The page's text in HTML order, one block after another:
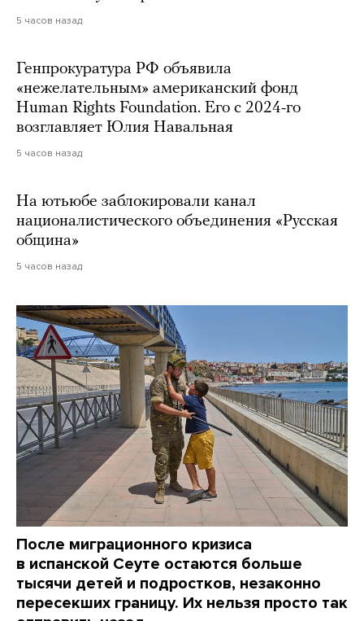
5 часов назад
Генпрокуратура РФ объявила
«нежелательным» американский фонд
Human Rights Foundation. Его с 2024-го
возглавляет Юлия Навальная
5 часов назад
На ютьюбе заблокировали канал
националистического объединения «Русская
община»
5 часов назад
После миграционного кризиса
в испанской Сеуте остаются больше
тысячи детей и подростков, незаконно
пересекших границу. Их нельзя просто так